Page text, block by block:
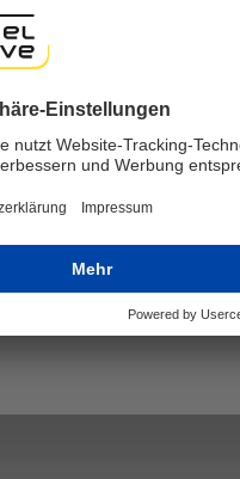
experience, we would
that we currently only